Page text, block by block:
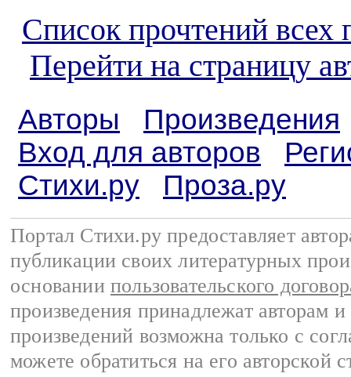
Список прочтений всех
Перейти на страницу
Авторы
Произведения
Вход для авторов
Стихи.ру
Проза.ру
Портал Стихи.ру предоставляет
публикации своих литературных
основании пользовательского
произведения принадлежат авторам
произведений возможна только с
можете обратиться на его авторской